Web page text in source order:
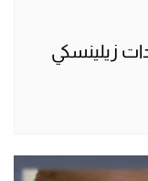
زيلينسكي